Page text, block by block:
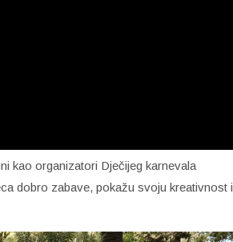
kao organizatori Dječijeg karnevala
dobro zabave, pokažu svoju kreativnost i